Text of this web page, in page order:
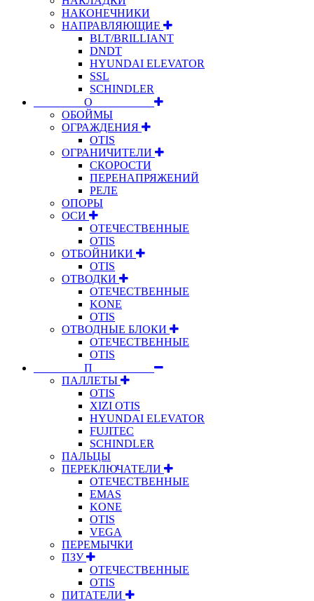
НАКОНЕЧНИКИ
НАПРАВЛЯЮЩИЕ
BLT/BRILLIANT
DNDT
HYUNDAI ELEVATOR
SSL
SCHINDLER
⠀⠀⠀⠀⠀⠀О⠀⠀⠀⠀⠀⠀⠀
ОБОЙМЫ
ОГРАЖДЕНИЯ
OTIS
ОГРАНИЧИТЕЛИ
СКОРОСТИ
ПЕРЕНАПРЯЖЕНИЙ
РЕЛЕ
ОПОРЫ
ОСИ
ОТЕЧЕСТВЕННЫЕ
OTIS
ОТБОЙНИКИ
OTIS
ОТВОДКИ
ОТЕЧЕСТВЕННЫЕ
KONE
OTIS
ОТВОДНЫЕ БЛОКИ
ОТЕЧЕСТВЕННЫЕ
OTIS
⠀⠀⠀⠀⠀⠀П⠀⠀⠀⠀⠀⠀⠀
ПАЛЛЕТЫ
OTIS
XIZI OTIS
HYUNDAI ELEVATOR
FUJITEC
SCHINDLER
ПАЛЬЦЫ
ПЕРЕКЛЮЧАТЕЛИ
ОТЕЧЕСТВЕННЫЕ
EMAS
KONE
OTIS
VEGA
ПЕРЕМЫЧКИ
ПЗУ
ОТЕЧЕСТВЕННЫЕ
OTIS
ПИТАТЕЛИ